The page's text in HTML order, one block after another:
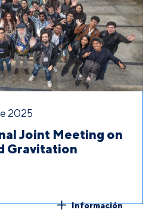
2025
Joint Meeting on
Gravitation
Información